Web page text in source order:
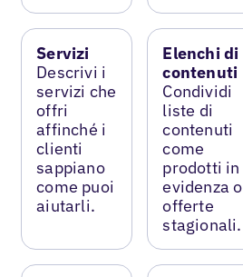
Servizi
Descrivi i
servizi che
offri
affinché i
clienti
sappiano
come puoi
aiutarli.
Elenchi di
contenuti
Condividi
liste di
contenuti
come
prodotti in
evidenza o
offerte
stagionali.